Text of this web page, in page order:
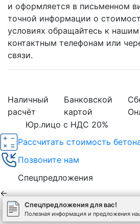
и оформляется в письменном
точной информации о
условиях обращайтесь к
контактным телефонам или
связи.
Наличный
расчёт
Банковской
картой
Юр.лицо с НДС 20%
Спецпредложения для вас!
Полезная информация и предложения
Рассчитать стоимость
Позвоните нам
Спецпредложения
←
Используя сайт, вы соглашаетесь на